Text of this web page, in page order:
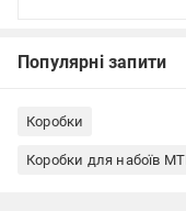
Популярні запити
Коробки
Коробки для набоїв